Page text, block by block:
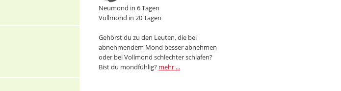
Neumond in 6 Tagen
Vollmond in 20 Tagen
Gehörst du zu den Leuten, die bei
abnehmendem Mond besser abnehmen
oder bei Vollmond schlechter schlafen?
Bist du mondfühlig? mehr ...